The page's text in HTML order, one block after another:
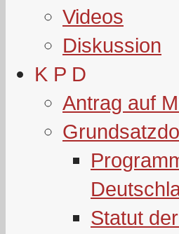
Videos
Diskussion
K P D
Antrag auf
Statut